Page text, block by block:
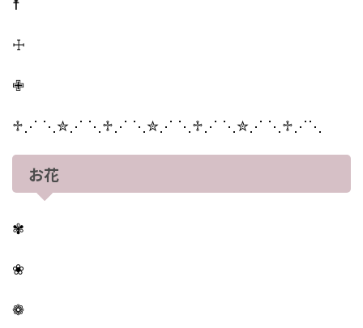
☨
☩
✙
♱⋰ ⋱✮⋰ ⋱♱⋰ ⋱✮⋰ ⋱♱⋰ ⋱✮⋰ ⋱♱⋰⋱
お花
✾
❀
❁